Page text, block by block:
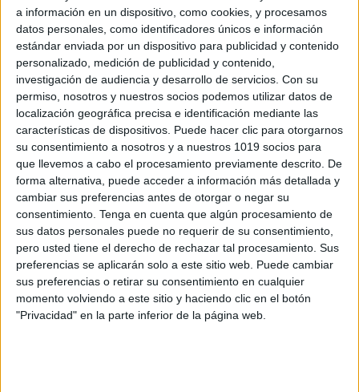
a información en un dispositivo, como cookies, y procesamos
datos personales, como identificadores únicos e información
estándar enviada por un dispositivo para publicidad y contenido
personalizado, medición de publicidad y contenido,
investigación de audiencia y desarrollo de servicios. Con su
permiso, nosotros y nuestros socios podemos utilizar datos de
localización geográfica precisa e identificación mediante las
características de dispositivos. Puede hacer clic para otorgarnos
su consentimiento a nosotros y a nuestros 1019 socios para
que llevemos a cabo el procesamiento previamente descrito. De
forma alternativa, puede acceder a información más detallada y
cambiar sus preferencias antes de otorgar o negar su
consentimiento. Tenga en cuenta que algún procesamiento de
sus datos personales puede no requerir de su consentimiento,
pero usted tiene el derecho de rechazar tal procesamiento. Sus
preferencias se aplicarán solo a este sitio web. Puede cambiar
sus preferencias o retirar su consentimiento en cualquier
momento volviendo a este sitio y haciendo clic en el botón
"Privacidad" en la parte inferior de la página web.
La evidencia científica ha mostrado que las historias
sociales pueden contribuir a mejorar la comprensión
social, reducir la ansiedad ante situaciones nuevas,
favorecer conductas adaptativas y aumentar la
autonomía en diferentes contextos, especialmente
cuando se utilizan de forma individualizada y
adaptada a las necesidades de cada persona.
Por este motivo, constituyen un recurso
especialmente valioso durante los meses de verano.
Anticipar experiencias como una noche fuera de
casa, una visita a la playa, una jornada en la piscina
o la asistencia a una feria permite que niños y niñas
afronten estas actividades con mayor tranquilidad,